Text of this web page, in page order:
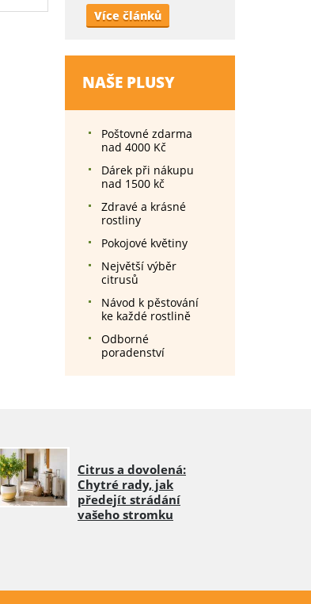
Více článků
NAŠE PLUSY
Poštovné zdarma
nad 4000 Kč
Dárek při nákupu
nad 1500 kč
Zdravé a krásné
rostliny
Pokojové květiny
Největší výběr
citrusů
Návod k pěstování
ke každé rostlině
Odborné
poradenství
Citrus a dovolená:
Chytré rady, jak
předejít strádání
vašeho stromku